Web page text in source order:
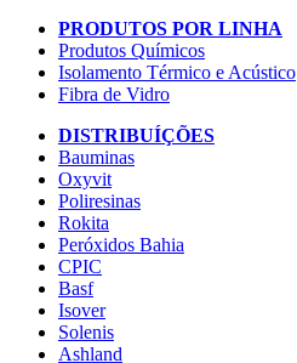
PRODUTOS POR LINHA
Produtos Químicos
Isolamento Térmico e Acústico
Fibra de Vidro
DISTRIBUÍÇÕES
Bauminas
Oxyvit
Poliresinas
Rokita
Peróxidos Bahia
CPIC
Basf
Isover
Solenis
Ashland